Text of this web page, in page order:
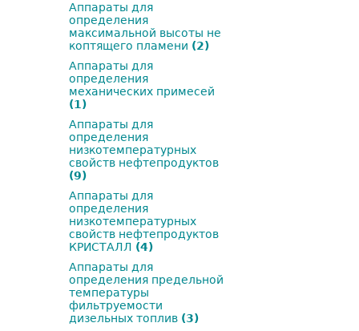
Аппараты для
определения
максимальной высоты не
коптящего пламени (2)
Аппараты для
определения
механических примесей
(1)
Аппараты для
определения
низкотемпературных
свойств нефтепродуктов
(9)
Аппараты для
определения
низкотемпературных
свойств нефтепродуктов
КРИСТАЛЛ (4)
Аппараты для
определения предельной
температуры
фильтруемости
дизельных топлив (3)